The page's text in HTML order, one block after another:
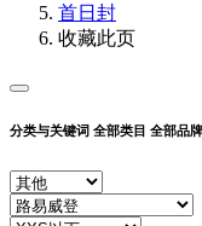
首日封
收藏此页
分类与关键词 全部类目 全部品牌